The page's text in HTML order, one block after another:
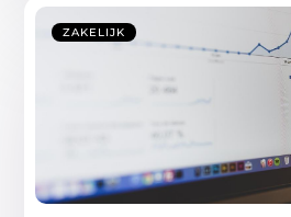
ZAKELIJK